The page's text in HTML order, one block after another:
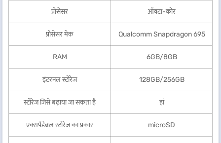
प्रोसेसर ऑक्टा-कोर
प्रोसेसर मेक Qualcomm Snapdragon 695
RAM 6GB/8GB
इंटरनल स्टोरेज 128GB/256GB
स्टोरेज जिसे बढ़ाया जा सकता है हां
एक्सपैंडेबल स्टोरेज का प्रकार microSD